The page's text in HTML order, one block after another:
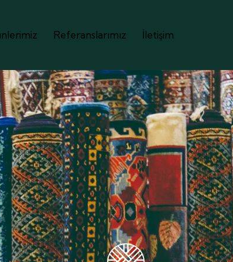
Referanslarımız İletişim